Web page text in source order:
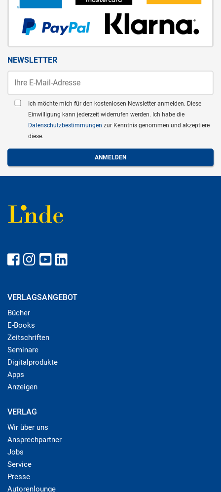
NEWSLETTER
Ich möchte mich für den kostenlosen Newsletter anmelden. Diese
Einwilligung kann jederzeit widerrufen werden. Ich habe die
Datenschutzbestimmungen zur Kenntnis genommen und akzeptiere
diese.
VERLAGSANGEBOT
Bücher
E-Books
Zeitschriften
Seminare
Digitalprodukte
Apps
Anzeigen
VERLAG
Wir über uns
Ansprechpartner
Jobs
Service
Presse
Autorenlounge